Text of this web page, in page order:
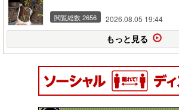
閲覧総数 2656 2026.08.05 19:44
もっと見る